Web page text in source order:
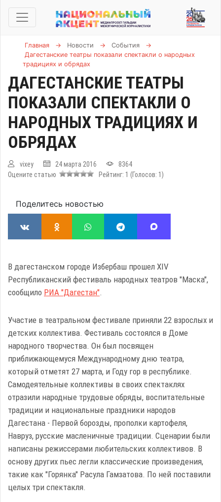
Главная → Новости → События
→
Дагестанские театры показали спектакли о народных
традициях и обрядах
ДАГЕСТАНСКИЕ ТЕАТРЫ
ПОКАЗАЛИ СПЕКТАКЛИ О
НАРОДНЫХ ТРАДИЦИЯХ И
ОБРЯДАХ
vixey 24 марта 2016
8364
Оцените статью
Рейтинг: 1 (Голосов: 1 )
Поделитесь новостью
В дагестанском городе Избербаш прошел XIV
Республиканский фестиваль народных театров "Маска",
сообщило РИА "Дагестан".
Участие в театральном фестивале приняли 22 взрослых и
детских коллектива. Фестиваль состоялся в Доме
народного творчества. Он был посвящен
приближающемуся Международному дню театра,
который отметят 27 марта, и Году гор в республике.
Самодеятельные коллективы в своих спектаклях
отразили народные трудовые обряды, воспитательные
традиции и национальные праздники народов
Дагестана - Первой борозды, прополки картофеля,
Навруз, русские масленичные традиции. Сценарии были
написаны режиссерами любительских коллективов. В
основу других пьес легли классические произведения,
такие как "Горянка" Расула Гамзатова. По ней поставили
целых три спектакля.